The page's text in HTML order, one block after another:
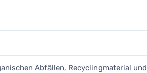
Abfällen, Recyclingmaterial und